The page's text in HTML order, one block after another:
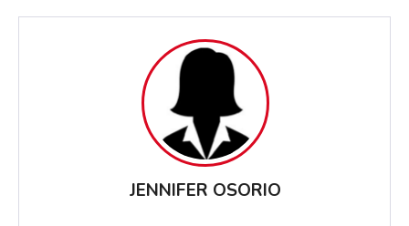
JENNIFER OSORIO